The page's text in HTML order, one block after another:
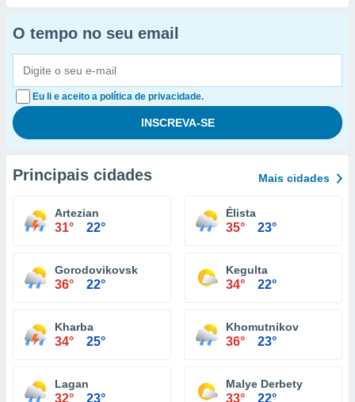
O tempo no seu email
Eu li e aceito a política de privacidade.
Principais cidades Mais cidades
Artezian
31° 22°
Élista
35° 23°
Gorodovikovsk
36° 22°
Kegulta
34° 22°
Kharba
34° 25°
Khomutnikov
36° 23°
Lagan
32° 23°
Malye Derbety
33° 22°